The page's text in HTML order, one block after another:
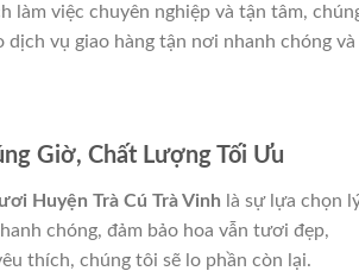
làm việc chuyên nghiệp và tận tâm,
vụ giao hàng tận nơi nhanh chóng và
Giờ, Chất Lượng Tối Ưu
Huyện Trà Cú Trà Vinh là sự lựa chọn
chóng, đảm bảo hoa vẫn tươi đẹp,
thích, chúng tôi sẽ lo phần còn lại.